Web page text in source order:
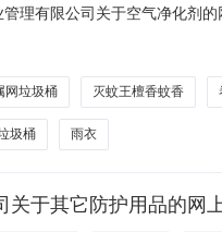
理有限公司关于空气净化剂
公司采购单位地址:/三、成
网垃圾桶 灭蚊王檀香蚊香
圾桶 雨衣
于其它防护用品的网